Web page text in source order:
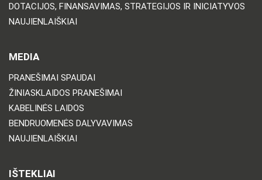
DOTACIJOS, FINANSAVIMAS, STRATEGIJOS IR INICIATYVOS
NAUJIENLAIŠKIAI
MEDIA
PRANEŠIMAI SPAUDAI
ŽINIASKLAIDOS PRANEŠIMAI
KABELINĖS LAIDOS
BENDRUOMENĖS DALYVAVIMAS
NAUJIENLAIŠKIAI
IŠTEKLIAI